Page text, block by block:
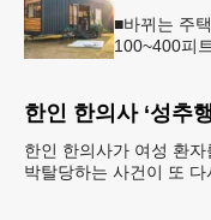
■바뀌는 주
100~400피
한인 한의사 ‘성추
한인 한의사가 여성 환
박탈당하는 사건이 또 다